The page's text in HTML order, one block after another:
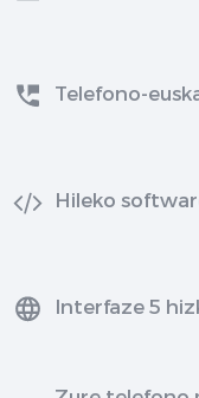
Telefono-
Hileko
Interfaze 5